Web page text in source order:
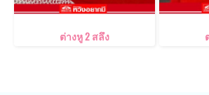
ต่างหู 2 สลึง